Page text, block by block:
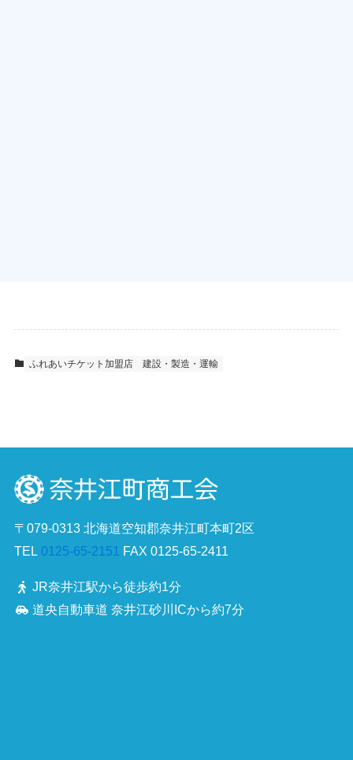
ふれあいチケット加盟店 建設・製造・運輸
〒079-0313 北海道空知郡奈井江町本町2区
TEL 0125-65-2151 FAX 0125-65-2411
JR奈井江駅から徒歩約1分
道央自動車道 奈井江砂川ICから約7分